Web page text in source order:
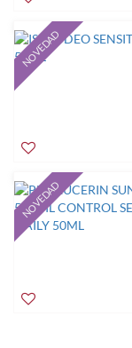
NOVEDAD
NOVEDAD